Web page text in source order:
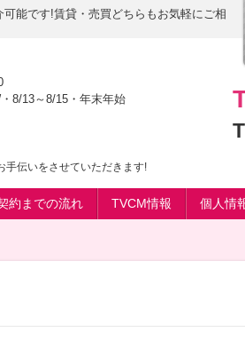
能です!賃貸・売買どちらもお気軽にご相
8/13～8/15・年末年始
手伝いをさせていただきます!
約までの流れ TVCM情報 個人情